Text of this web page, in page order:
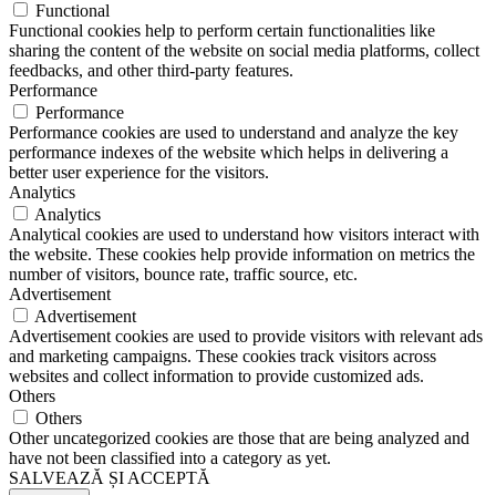
Functional
Functional cookies help to perform certain functionalities like
sharing the content of the website on social media platforms, collect
feedbacks, and other third-party features.
Performance
Performance
Performance cookies are used to understand and analyze the key
performance indexes of the website which helps in delivering a
better user experience for the visitors.
Analytics
Analytics
Analytical cookies are used to understand how visitors interact with
the website. These cookies help provide information on metrics the
number of visitors, bounce rate, traffic source, etc.
Advertisement
Advertisement
Advertisement cookies are used to provide visitors with relevant ads
and marketing campaigns. These cookies track visitors across
websites and collect information to provide customized ads.
Others
Others
Other uncategorized cookies are those that are being analyzed and
have not been classified into a category as yet.
SALVEAZĂ ȘI ACCEPTĂ